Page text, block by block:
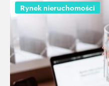
Rynek nieruchomości